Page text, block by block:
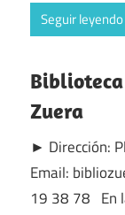
Seguir leyendo
Zuera
► Dirección:
Email:
19 38 78 En